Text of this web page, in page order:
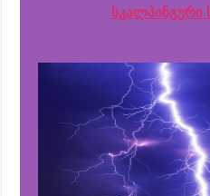
სკალპინგური